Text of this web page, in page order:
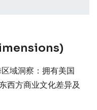
域洞察：拥有美国
西方商业文化差异及